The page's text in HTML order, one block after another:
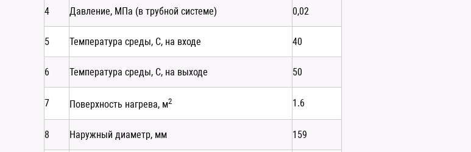
4 Давление, МПа (в трубной системе) 0,02
5 Температура среды, С, на входе 40
6 Температура среды, С, на выходе 50
7 Поверхность нагрева, м2 1.6
8 Наружный диаметр, мм 159